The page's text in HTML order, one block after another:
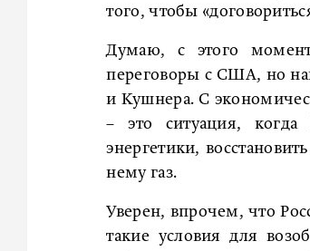
того, чтобы
Думаю, с этого
переговоры с США, но
и Кушнера. С
– это ситуация,
энергетики,
нему газ.
Уверен, впрочем, что
такие условия для